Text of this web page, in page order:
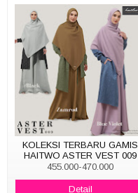
KOLEKSI TERBARU GAMIS
HAITWO ASTER VEST 009
455.000-470.000
Detail